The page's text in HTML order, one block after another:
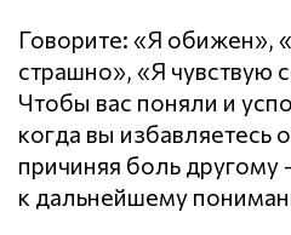
Говорите: «Я обижен»,
страшно», «Я чувствую
Чтобы вас поняли и
когда вы избавляетесь
причиняя боль другому
к дальнейшему